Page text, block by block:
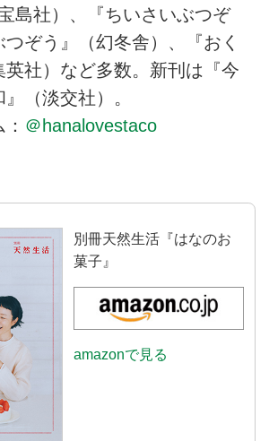
島社）、『ちいさいぶつぞ
ぞう』（幻冬舎）、『おく
英社）など多数。新刊は『今
（淡交社）。
＠hanalovestaco
別冊天然生活『はなのお
菓子』
amazonで見る